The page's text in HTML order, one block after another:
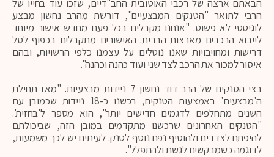
הבאתם ארצה של רכבי האוטובית החב"דיים, שזכו עוד בחייו של
הרבי לתואר "הטנקים המבצעיים", דורשת מהרב נחשון מבצע
לוגיסטי לא פשוט. "אנחנו מקבלים בכל פעם מחדש אישור מיוחד
לייבוא הרכבים מארצות הברית. האישורים מתקבלים בכפוף לסל
דרישות ומחויבויות שאנו נוטלים על עצמנו כלפי הרשויות, ובהם
איסור למכור את הרכב לצד שני ועוד כהנה וכהנה".
בצי הטנקים של הרב דוד נחשון 7 ניידות מבצעיות. "מאז תחילת
ה'מבצעים' באמצעות הטנקים, רכשנו כ-18 ניידות שכמובן עם
השנים מתחלפים לדגמים חדישים יותר", הוא מספר ל'בחזית'.
"הטנקים האחרונים שרכשנו מתקדמים במובן הזה, שביכולתם
להיפתח לצדדים ולהוסיף נפח נוסף לטנק. לעיתים יש לכך משמעות,
לדוגמה כשמבקשים לגשת ולהתפלל".